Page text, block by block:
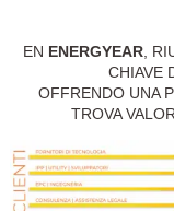
EN ENERGYEAR ,
CHIAVE
OFFRENDO UNA
TROVA